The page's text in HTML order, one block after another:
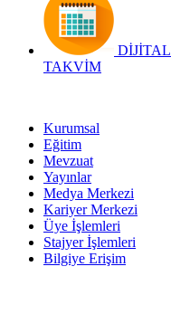
DİJİTAL
TAKVİM
Kurumsal
Eğitim
Mevzuat
Yayınlar
Medya Merkezi
Kariyer Merkezi
Üye İşlemleri
Stajyer İşlemleri
Bilgiye Erişim